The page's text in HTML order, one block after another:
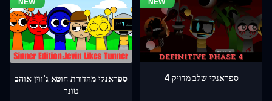
ספראנקי מהדורת חוטא ג'ווין אוהב
טונר
ספראנקי שלב מדויק 4